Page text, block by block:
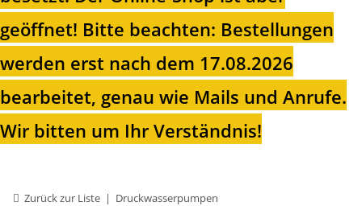
geöffnet! Bitte beachten: Bestellungen
werden erst nach dem 17.08.2026
bearbeitet, genau wie Mails und Anrufe.
Wir bitten um Ihr Verständnis!
Zurück zur Liste Druckwasserpumpen